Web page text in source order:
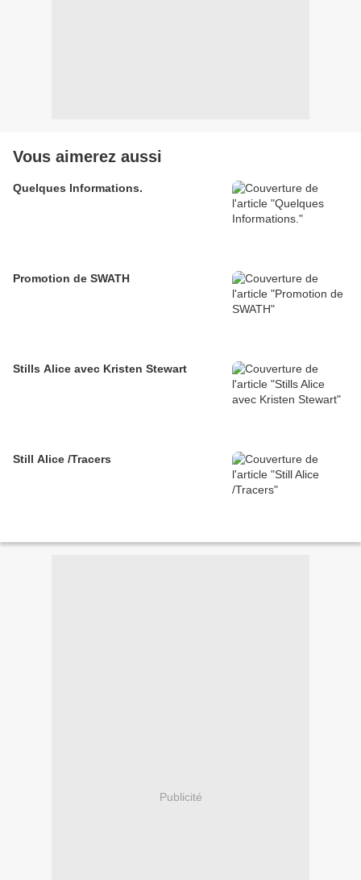
Vous aimerez aussi
Quelques Informations.
Promotion de SWATH
Stills Alice avec Kristen Stewart
Still Alice /Tracers
Publicité